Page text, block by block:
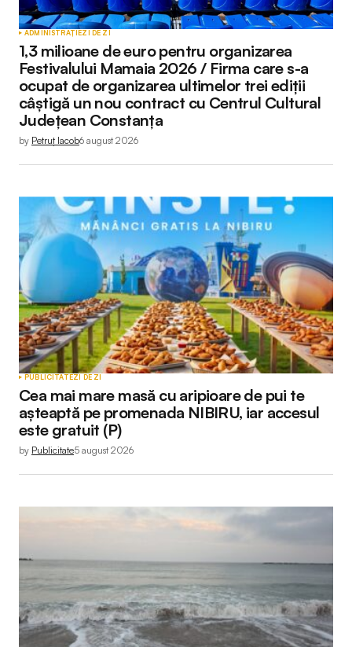
ADMINISTRAȚIEZI DE ZI
1,3 milioane de euro pentru organizarea
Festivalului Mamaia 2026 / Firma care s-a
ocupat de organizarea ultimelor trei ediții
câștigă un nou contract cu Centrul Cultural
Județean Constanța
by Petruț Iacob6 august 2026
PUBLICITATEZI DE ZI
Cea mai mare masă cu aripioare de pui te
așteaptă pe promenada NIBIRU, iar accesul
este gratuit (P)
by Publicitate5 august 2026